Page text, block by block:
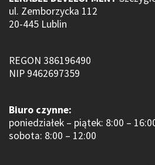
ul. Zemborzycka 112
20-445 Lublin
REGON 386196490
NIP 9462697359
Biuro czynne:
poniedziałek – piątek: 8:00 –
sobota: 8:00 – 12:00